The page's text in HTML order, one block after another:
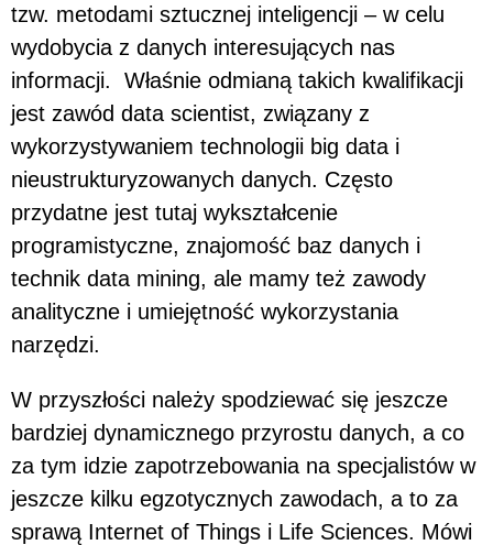
tzw. metodami sztucznej inteligencji – w celu
wydobycia z danych interesujących nas
informacji. Właśnie odmianą takich kwalifikacji
jest zawód data scientist, związany z
wykorzystywaniem technologii big data i
nieustrukturyzowanych danych. Często
przydatne jest tutaj wykształcenie
programistyczne, znajomość baz danych i
technik data mining, ale mamy też zawody
analityczne i umiejętność wykorzystania
narzędzi.
W przyszłości należy spodziewać się jeszcze
bardziej dynamicznego przyrostu danych, a co
za tym idzie zapotrzebowania na specjalistów w
jeszcze kilku egzotycznych zawodach, a to za
sprawą Internet of Things i Life Sciences. Mówi